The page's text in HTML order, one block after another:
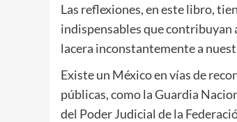
Las reflexiones, en este libro,
indispensables que
lacera inconstantemente a
Existe un México en vías de
públicas, como la Guardia
del Poder Judicial de la